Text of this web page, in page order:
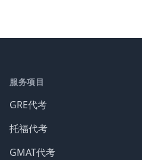
服务项目
GRE代考
托福代考
GMAT代考